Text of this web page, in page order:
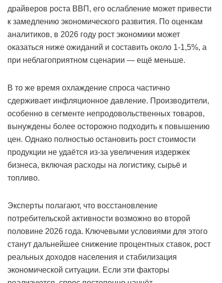
драйверов роста ВВП, его ослабление может привести
к замедлению экономического развития. По оценкам
аналитиков, в 2026 году рост экономики может
оказаться ниже ожиданий и составить около 1-1,5%, а
при неблагоприятном сценарии — ещё меньше.
В то же время охлаждение спроса частично
сдерживает инфляционное давление. Производители,
особенно в сегменте непродовольственных товаров,
вынуждены более осторожно подходить к повышению
цен. Однако полностью остановить рост стоимости
продукции не удаётся из-за увеличения издержек
бизнеса, включая расходы на логистику, сырьё и
топливо.
Эксперты полагают, что восстановление
потребительской активности возможно во второй
половине 2026 года. Ключевыми условиями для этого
станут дальнейшее снижение процентных ставок, рост
реальных доходов населения и стабилизация
экономической ситуации. Если эти факторы